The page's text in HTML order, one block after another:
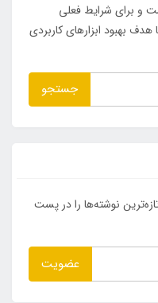
و برای شرایط فعلی
هدف بهبود ابزارهای کاربردی
جستجو
نوشته‌ها را در پست
عضویت